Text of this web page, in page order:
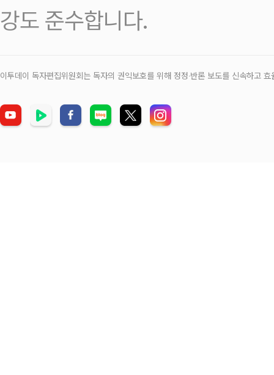
강도 준수합니다.
이투데이 독자편집위원회는 독자의 권익보호를 위해 정정‧반론 보도를 신속하고